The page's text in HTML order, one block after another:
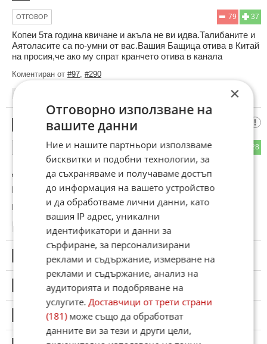
37
79
ОТГОВОР
Копеи 5та година квичане и акъла не ви идва.Талибаните и
Аятоласите са по-умни от вас.Вашия Бащица отива в Китай
на просия,че ако му спрат кранчето отива в канала
Коментиран от #97 #290
Хахахаха
28
ОТГОВОР
До коментар#18от "Време е":
Руския фашист.
Коментиран от #24
Този коментар е премахнат от модератор.
Този коментар е премахнат от модератор.
Този коментар е премахнат от модератор.
×
Отговорно използване на
вашите данни
Ние и нашите партньори използваме
бисквитки и подобни технологии, за
да съхраняваме и получаваме достъп
до информация на вашето устройство
и да обработваме лични данни, като
вашия IP адрес, уникални
идентификатори и данни за
сърфиране, за персонализирани
реклами и съдържание, измерване на
реклами и съдържание, анализ на
аудиторията и подобряване на
услугите.Доставчици от трети страни
(181)може също да обработват
данните ви за тези и други цели,